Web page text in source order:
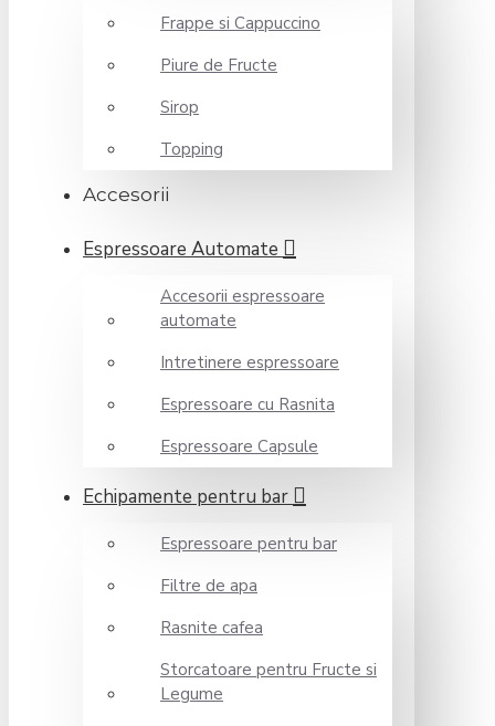
Frappe si Cappuccino
Piure de Fructe
Sirop
Topping
Accesorii
Espressoare Automate
Accesorii espressoare
automate
Intretinere espressoare
Espressoare cu Rasnita
Espressoare Capsule
Echipamente pentru bar
Espressoare pentru bar
Filtre de apa
Rasnite cafea
Storcatoare pentru Fructe si
Legume